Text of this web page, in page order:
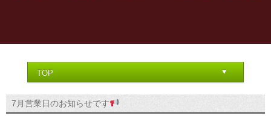
7月営業日のお知らせです